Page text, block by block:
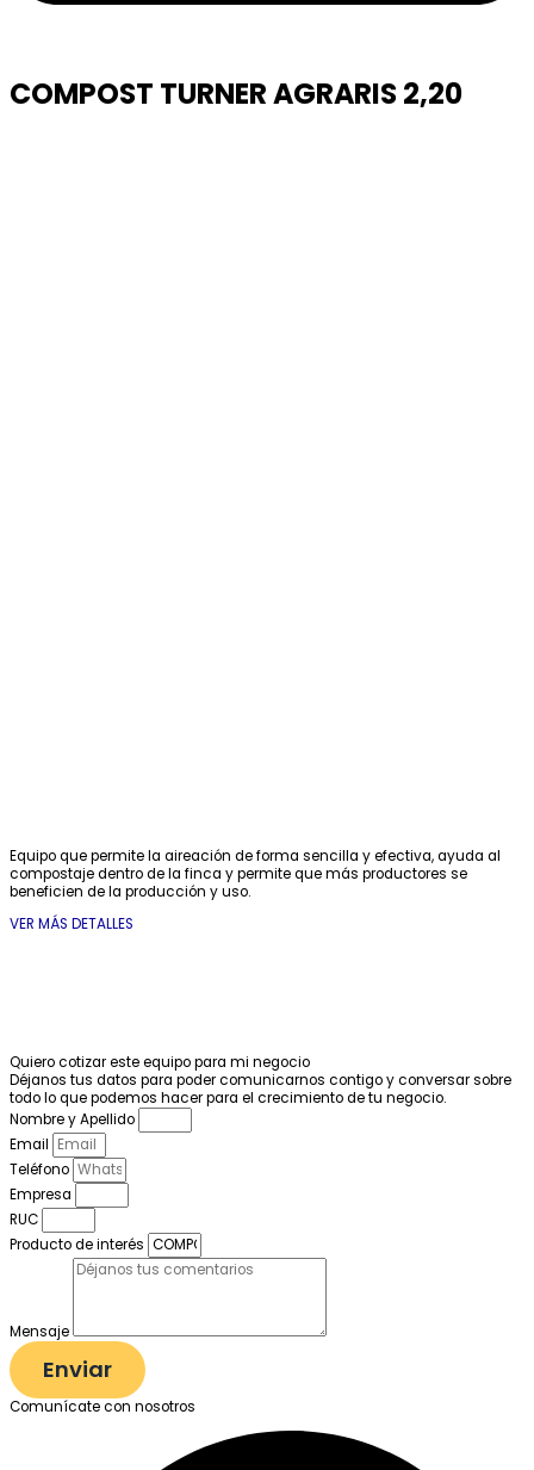
COMPOST TURNER AGRARIS 2,20
Equipo que permite la aireación de forma sencilla y efectiva, ayuda al
compostaje dentro de la finca y permite que más productores se
beneficien de la producción y uso.
VER MÁS DETALLES
Quiero cotizar este equipo para mi negocio
Déjanos tus datos para poder comunicarnos contigo y conversar sobre
todo lo que podemos hacer para el crecimiento de tu negocio.
Nombre y Apellido
Email
Teléfono
Empresa
RUC
Producto de interés
Mensaje
Enviar
Comunícate con nosotros